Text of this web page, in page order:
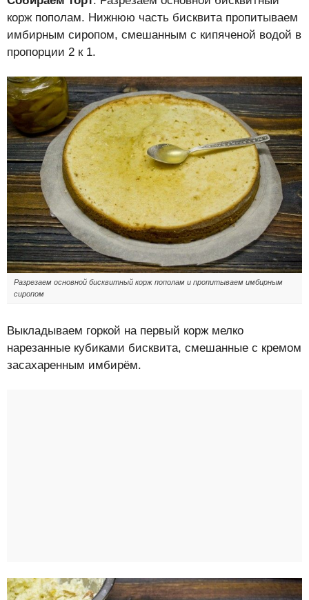
корж пополам. Нижнюю часть бисквита пропитываем
имбирным сиропом, смешанным с кипяченой водой в
пропорции 2 к 1.
Разрезаем основной бисквитный корж пополам и пропитываем имбирным
сиропом
Выкладываем горкой на первый корж мелко
нарезанные кубиками бисквита, смешанные с кремом
засахаренным имбирём.